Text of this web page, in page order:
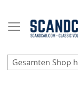
Inhalt
springen